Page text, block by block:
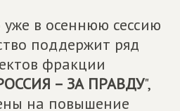
уже в осеннюю сессию
поддержит ряд
фракции
– ЗА ПРАВДУ",
на повышение